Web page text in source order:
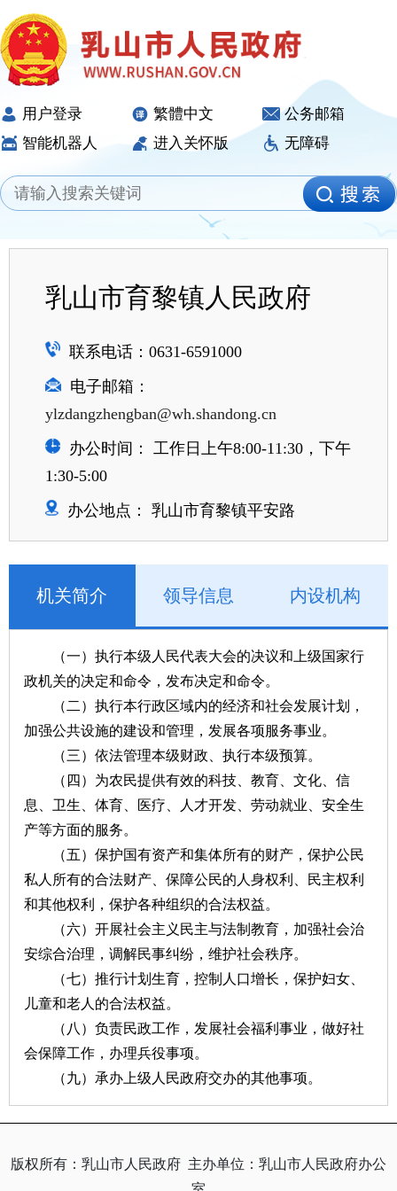
用户登录 繁體中文
公务邮箱
智能机器人
进入关怀版 无障碍
乳山市育黎镇人民政府
联系电话：0631-6591000
电子邮箱：
ylzdangzhengban@wh.shandong.cn
办公时间： 工作日上午8:00-11:30，下午
1:30-5:00
办公地点： 乳山市育黎镇平安路
机关简介 领导信息 内设机构
（一）执行本级人民代表大会的决议和上级国家行
政机关的决定和命令，发布决定和命令。
（二）执行本行政区域内的经济和社会发展计划，
加强公共设施的建设和管理，发展各项服务事业。
（三）依法管理本级财政、执行本级预算。
（四）为农民提供有效的科技、教育、文化、信
息、卫生、体育、医疗、人才开发、劳动就业、安全生
产等方面的服务。
（五）保护国有资产和集体所有的财产，保护公民
私人所有的合法财产、保障公民的人身权利、民主权利
和其他权利，保护各种组织的合法权益。
（六）开展社会主义民主与法制教育，加强社会治
安综合治理，调解民事纠纷，维护社会秩序。
（七）推行计划生育，控制人口增长，保护妇女、
儿童和老人的合法权益。
（八）负责民政工作，发展社会福利事业，做好社
会保障工作，办理兵役事项。
（九）承办上级人民政府交办的其他事项。
版权所有：乳山市人民政府 主办单位：乳山市人民政府办公